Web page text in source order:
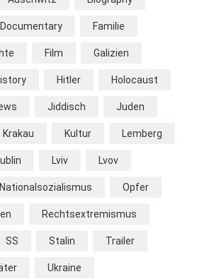
Documentary Familie
Film Galizien
Hitler Holocaust
Jiddisch Juden
Krakau Kultur Lemberg
Lviv Lvov
Nationalsozialismus Opfer
Rechtsextremismus
SS Stalin Trailer
Ukraine